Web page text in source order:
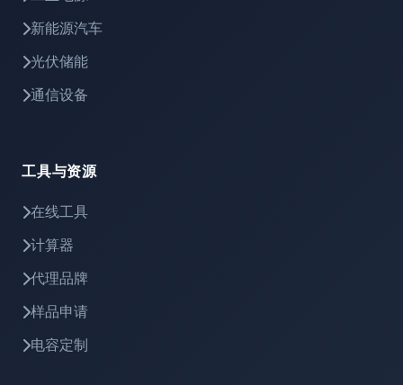
新能源汽车
光伏储能
通信设备
工具与资源
在线工具
计算器
代理品牌
样品申请
电容定制